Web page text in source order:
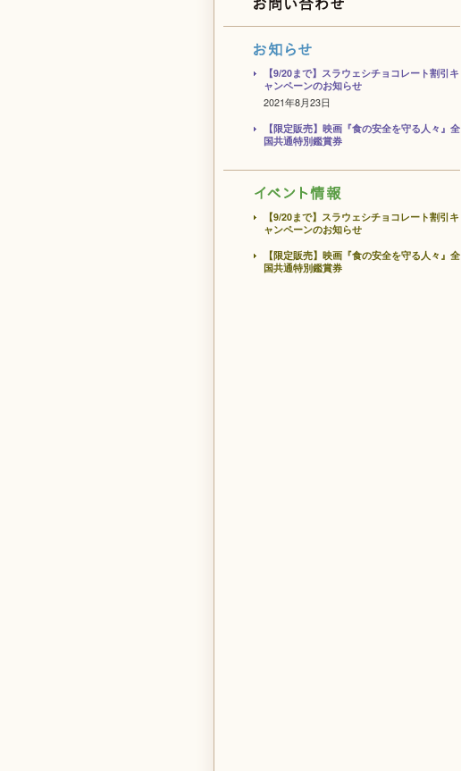
【9/20まで】スラウェシチョコレート割引キ
ャンペーンのお知らせ
2021年8月23日
【限定販売】映画『食の安全を守る人々』全
国共通特別鑑賞券
【9/20まで】スラウェシチョコレート割引キ
ャンペーンのお知らせ
【限定販売】映画『食の安全を守る人々』全
国共通特別鑑賞券